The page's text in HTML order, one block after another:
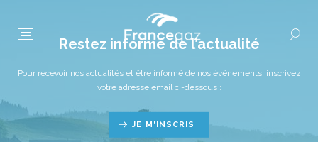
Restez informé de l’actualité
Pour recevoir nos actualités et être informé de nos événements, inscrivez
votre adresse email ci-dessous :
JE M'INSCRIS